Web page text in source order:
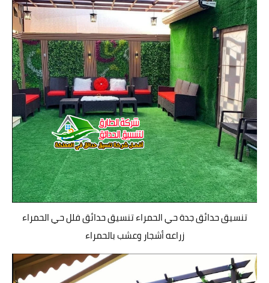
تنسيق حدائق جدة حي الحمراء تنسيق حدائق فلل حي الحمراء
زراعه أشجار وعشب بالحمراء